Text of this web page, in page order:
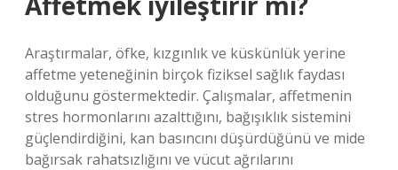
Araştırmalar, öfke, kızgınlık ve küskünlük yerine
affetme yeteneğinin birçok fiziksel sağlık faydası
olduğunu göstermektedir. Çalışmalar, affetmenin
stres hormonlarını azalttığını, bağışıklık sistemini
güçlendirdiğini, kan basıncını düşürdüğünü ve mide
bağırsak rahatsızlığını ve vücut ağrılarını